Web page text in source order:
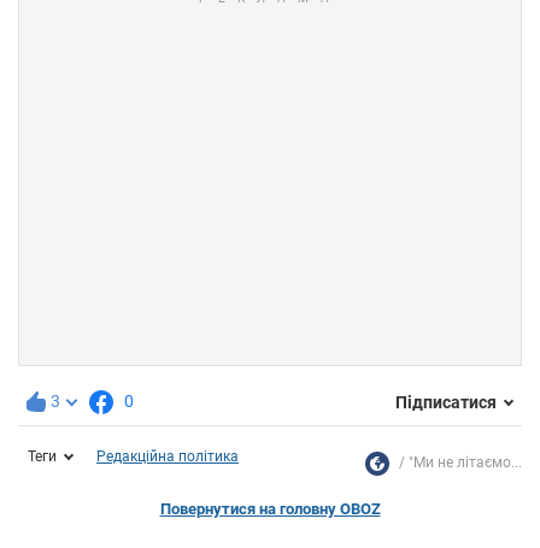
3 0 Підписатися
Теги Редакційна політика "Ми не літаємо...
Повернутися на головну OBOZ